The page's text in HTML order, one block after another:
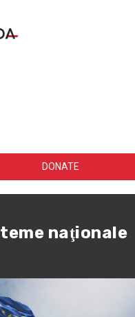
DONATE
teme naţionale